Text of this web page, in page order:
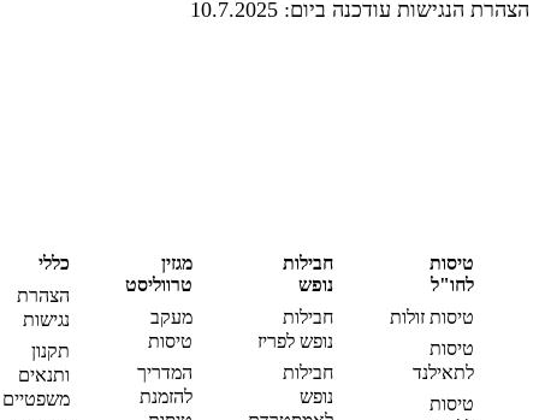
הצהרת הנגישות עודכנה ביום: 10.7.2025
טיסות
לחו"ל
טיסות זולות
טיסות
לתאילנד
טיסות
חבילות
נופש
חבילות
נופש לפריז
חבילות
נופש
מגזין
טרווליסט
מעקב
טיסות
המדריך
להזמנת
כללי
הצהרת
נגישות
תקנון
ותנאים
משפטיים